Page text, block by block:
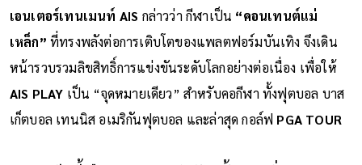
เอนเตอร์เทนเมนท์ AIS กล่าวว่า กีฬาเป็น “คอนเทนต์แม่
เหล็ก”ที่ทรงพลังต่อการเติบโตของแพลตฟอร์มบันเทิง จึงเดิน
หน้ารวบรวมลิขสิทธิ์การแข่งขันระดับโลกอย่างต่อเนื่อง เพื่อให้
AIS PLAY เป็น “จุดหมายเดียว” สำหรับคอกีฬา ทั้งฟุตบอล บาส
เก็ตบอล เทนนิส อเมริกันฟุตบอล และล่าสุด กอล์ฟ PGA TOUR